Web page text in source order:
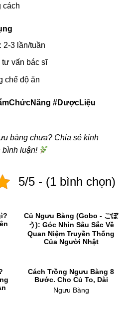
cách
2-3 lần/tuần
tư vấn bác sĩ
chế độ ăn
#DượcLiệu
bàng chưa? Chia sẻ kinh
bình luận!
5/5 - (1 bình chọn)
Củ Ngưu Bàng (Gobo - ごぼ
う): Góc Nhìn Sâu Sắc Về
Quan Niệm Truyền Thống
Của Người Nhật
Cách Trồng Ngưu Bàng 8
Bước. Cho Củ To, Dài
Ngưu Bàng